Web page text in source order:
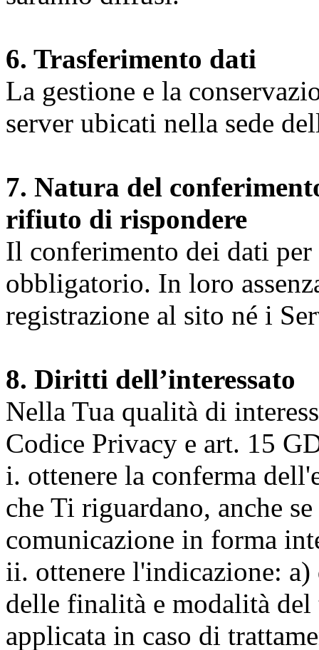
6. Trasferimento dati
La gestione e la
server ubicati nella sede
7. Natura del
rifiuto di rispondere
Il conferimento dei dati
obbligatorio. In loro
registrazione al sito né i
8. Diritti dell’interessato
Nella Tua qualità di
Codice Privacy e art. 15
i. ottenere la conferma
che Ti riguardano, anche
comunicazione in forma
ii. ottenere l'indicazione:
delle finalità e modalità
applicata in caso di